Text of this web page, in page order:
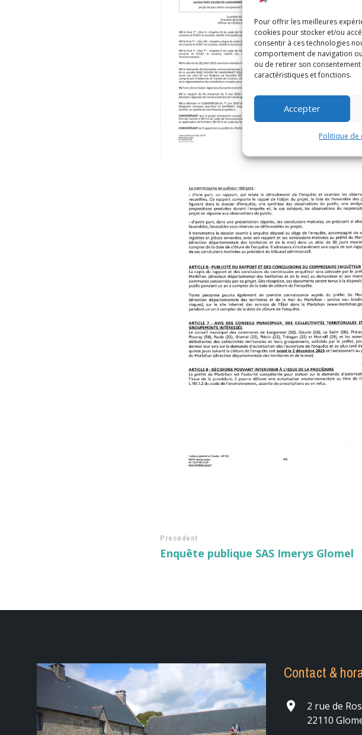
Pour offrir les meilleures
cookies pour stocker et/ou
consentir à ces technologies
comportement de navigation
ou de retirer son
caractéristiques et fonctions.
Accepter
Politique de
Précédent
Enquête publique SAS Imerys Glomel
Contact &
place
2 rue de
22110